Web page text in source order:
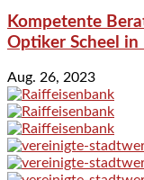
Kompetente
Optiker Scheel in
Aug. 26, 2023